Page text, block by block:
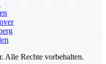
Alle Rechte vorbehalten.